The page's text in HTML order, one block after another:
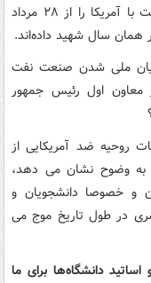
امروز و مهمتر اینکه چرا دانشجویان نماد ضدیت با آمریکا را از ۲۸ مرداد
ملی شدن صنعت نفت
اول رئیس جمهور
روحیه ضد آمریکایی از
به وضوح نشان می دهد،
و خصوصا دانشجویان و
در طول تاریخ موج می
و اساتید دانشگاه‌ها برای ما